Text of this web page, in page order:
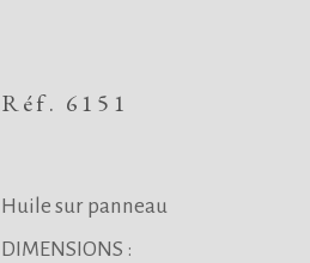
Réf. 6151
Huile sur panneau
DIMENSIONS :